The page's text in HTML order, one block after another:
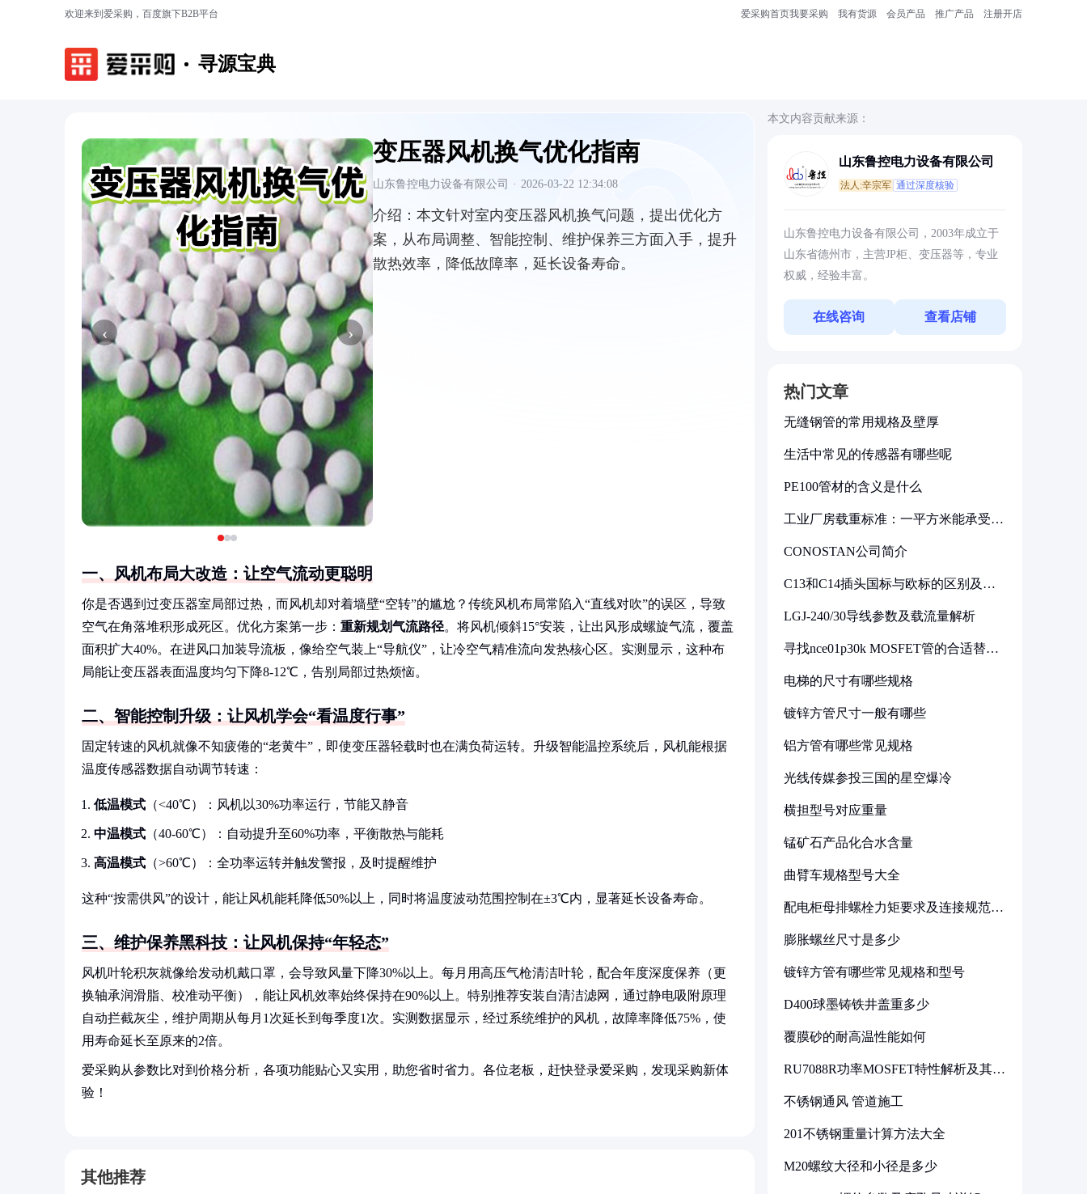
欢迎来到爱采购，百度旗下B2B平台 爱采购首页我要采购 我有货源 会员产品 推广产品 注册开店
寻源宝典
‹ ›
变压器风机换气优化指南
山东鲁控电力设备有限公司 · 2026-03-22 12:34:08
介绍： 本文针对室内变压器风机换气问题，提出优化方
案，从布局调整、智能控制、维护保养三方面入手，提升
散热效率，降低故障率，延长设备寿命。
一、风机布局大改造：让空气流动更聪明
你是否遇到过变压器室局部过热，而风机却对着墙壁“空转”的尴尬？传统风机布局常陷入“直线对吹”的误区，导致
空气在角落堆积形成死区。优化方案第一步： 重新规划气流路径。将风机倾斜15°安装，让出风形成螺旋气流，覆盖
面积扩大40%。在进风口加装导流板，像给空气装上“导航仪”，让冷空气精准流向发热核心区。实测显示，这种布
局能让变压器表面温度均匀下降8-12℃，告别局部过热烦恼。
二、智能控制升级：让风机学会“看温度行事”
固定转速的风机就像不知疲倦的“老黄牛”，即使变压器轻载时也在满负荷运转。升级智能温控系统后，风机能根据
温度传感器数据自动调节转速：
低温模式 （<40℃）：风机以30%功率运行，节能又静音
中温模式 （40-60℃）：自动提升至60%功率，平衡散热与能耗
高温模式 （>60℃）：全功率运转并触发警报，及时提醒维护
这种“按需供风”的设计，能让风机能耗降低50%以上，同时将温度波动范围控制在±3℃内，显著延长设备寿命。
三、维护保养黑科技：让风机保持“年轻态”
风机叶轮积灰就像给发动机戴口罩，会导致风量下降30%以上。每月用高压气枪清洁叶轮，配合年度深度保养（更
换轴承润滑脂、校准动平衡），能让风机效率始终保持在90%以上。特别推荐安装自清洁滤网，通过静电吸附原理
自动拦截灰尘，维护周期从每月1次延长到每季度1次。实测数据显示，经过系统维护的风机，故障率降低75%，使
用寿命延长至原来的2倍。
爱采购从参数比对到价格分析，各项功能贴心又实用，助您省时省力。各位老板，赶快登录爱采购，发现采购新体
验！
其他推荐
本文内容贡献来源：
山东鲁控电力设备有限公司
法人:辛宗军 通过深度核验
山东鲁控电力设备有限公司，2003年成立于
山东省德州市，主营JP柜、变压器等，专业
权威，经验丰富。
在线咨询 查看店铺
热门文章
无缝钢管的常用规格及壁厚
生活中常见的传感器有哪些呢
PE100管材的含义是什么
工业厂房载重标准：一平方米能承受多
CONOSTAN公司简介
C13和C14插头国标与欧标的区别及其
LGJ-240/30导线参数及载流量解析
寻找nce01p30k MOSFET管的合适替代
电梯的尺寸有哪些规格
镀锌方管尺寸一般有哪些
铝方管有哪些常见规格
光线传媒参投三国的星空爆冷
横担型号对应重量
锰矿石产品化合水含量
曲臂车规格型号大全
配电柜母排螺栓力矩要求及连接规范详
膨胀螺丝尺寸是多少
镀锌方管有哪些常见规格和型号
D400球墨铸铁井盖重多少
覆膜砂的耐高温性能如何
RU7088R功率MOSFET特性解析及其在
不锈钢通风 管道施工
201不锈钢重量计算方法大全
M20螺纹大径和小径是多少